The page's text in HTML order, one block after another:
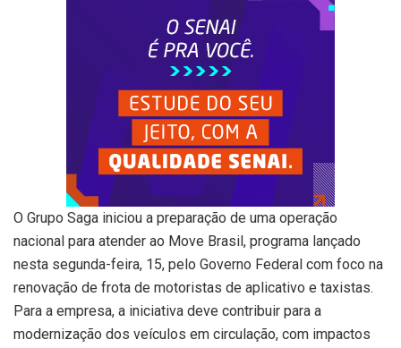
O Grupo Saga iniciou a preparação de uma operação
nacional para atender ao Move Brasil, programa lançado
nesta segunda-feira, 15, pelo Governo Federal com foco na
renovação de frota de motoristas de aplicativo e taxistas.
Para a empresa, a iniciativa deve contribuir para a
modernização dos veículos em circulação, com impactos